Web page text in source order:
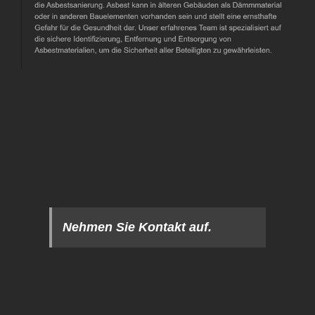
Nehmen Sie Kontakt auf.